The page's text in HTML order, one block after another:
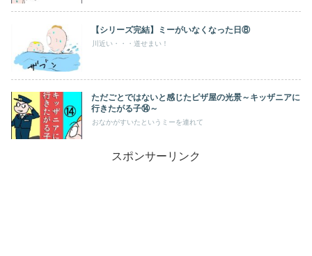
【シリーズ完結】ミーがいなくなった日⑧
川近い・・・道せまい！
ただごとではないと感じたピザ屋の光景～キッザニアに
行きたがる子⑭～
おなかがすいたというミーを連れて
スポンサーリンク